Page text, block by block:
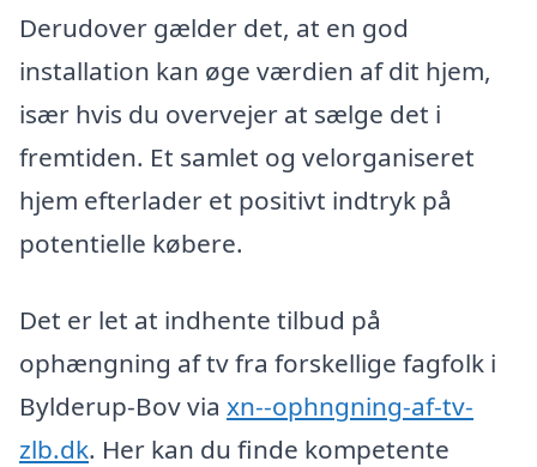
Derudover gælder det, at en god
installation kan øge værdien af dit hjem,
især hvis du overvejer at sælge det i
fremtiden. Et samlet og velorganiseret
hjem efterlader et positivt indtryk på
potentielle købere.
Det er let at indhente tilbud på
ophængning af tv fra forskellige fagfolk i
Bylderup-Bov via xn--ophngning-af-tv-
zlb.dk. Her kan du finde kompetente